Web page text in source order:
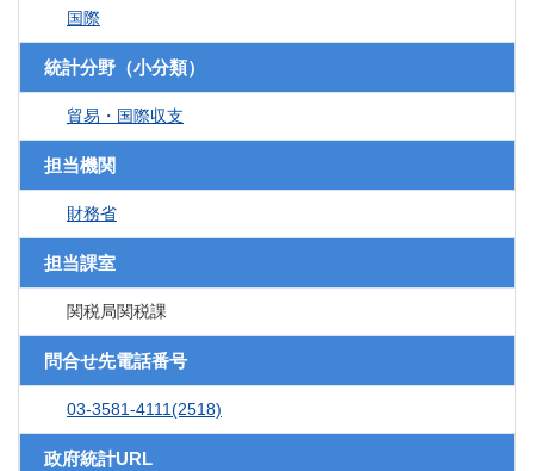
国際
統計分野（小分類）
貿易・国際収支
担当機関
財務省
担当課室
関税局関税課
問合せ先電話番号
03-3581-4111(2518)
政府統計URL